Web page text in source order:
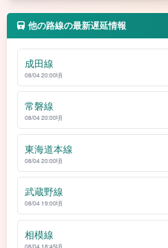
他の路線の最新遅延情報
成田線
08/04 20:00頃
常磐線
08/04 20:00頃
東海道本線
08/04 20:00頃
武蔵野線
08/04 19:00頃
相模線
08/04 18:45頃